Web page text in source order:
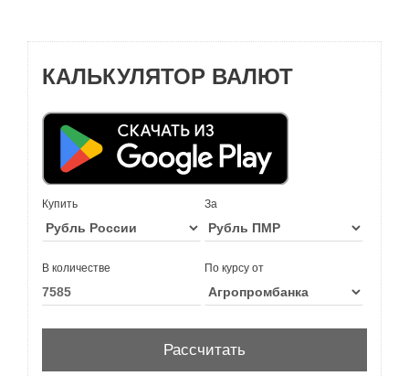
КАЛЬКУЛЯТОР ВАЛЮТ
Купить За
В количестве По курсу от